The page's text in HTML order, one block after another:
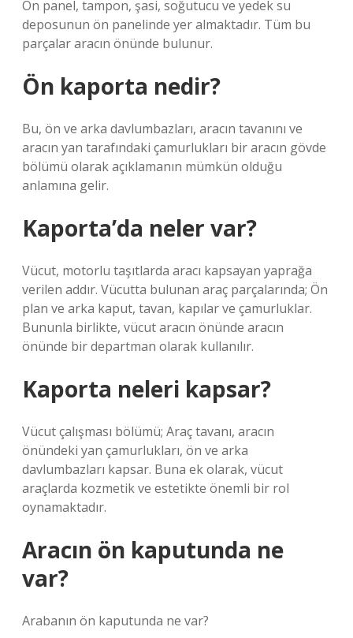
Ön panel, tampon, şasi, soğutucu ve yedek su
deposunun ön panelinde yer almaktadır. Tüm bu
parçalar aracın önünde bulunur.
Ön kaporta nedir?
Bu, ön ve arka davlumbazları, aracın tavanını ve
aracın yan tarafındaki çamurlukları bir aracın gövde
bölümü olarak açıklamanın mümkün olduğu
anlamına gelir.
Kaporta’da neler var?
Vücut, motorlu taşıtlarda aracı kapsayan yaprağa
verilen addır. Vücutta bulunan araç parçalarında; Ön
plan ve arka kaput, tavan, kapılar ve çamurluklar.
Bununla birlikte, vücut aracın önünde aracın
önünde bir departman olarak kullanılır.
Kaporta neleri kapsar?
Vücut çalışması bölümü; Araç tavanı, aracın
önündeki yan çamurlukları, ön ve arka
davlumbazları kapsar. Buna ek olarak, vücut
araçlarda kozmetik ve estetikte önemli bir rol
oynamaktadır.
Aracın ön kaputunda ne
var?
Arabanın ön kaputunda ne var?